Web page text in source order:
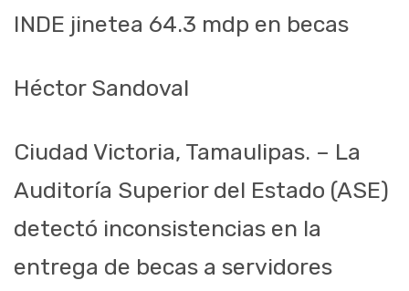
INDE jinetea 64.3 mdp en becas
Héctor Sandoval
Ciudad Victoria, Tamaulipas. – La
Auditoría Superior del Estado (ASE)
detectó inconsistencias en la
entrega de becas a servidores